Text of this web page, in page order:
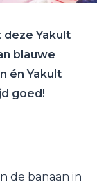
Yakult
blauwe
én Yakult
goed!
de banaan in